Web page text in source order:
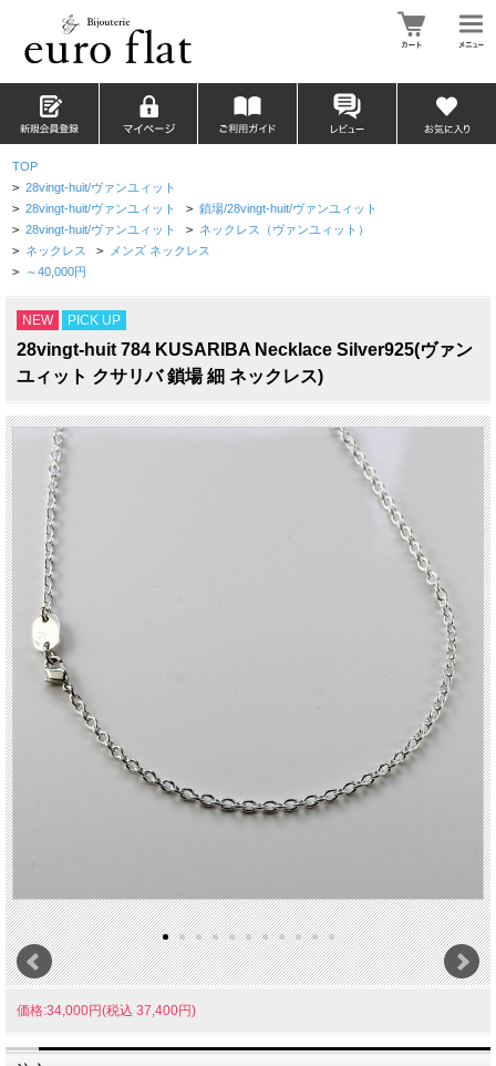
TOP
> 28vingt-huit/ヴァンユィット
> 28vingt-huit/ヴァンユィット > 鎖場/28vingt-huit/ヴァンユィット
> 28vingt-huit/ヴァンユィット > ネックレス（ヴァンユィット）
> ネックレス > メンズ ネックレス
> ～40,000円
NEW PICK UP
28vingt-huit 784 KUSARIBA Necklace Silver925(ヴァン
ユィット クサリバ 鎖場 細 ネックレス)
価格:34,000円(税込 37,400円)